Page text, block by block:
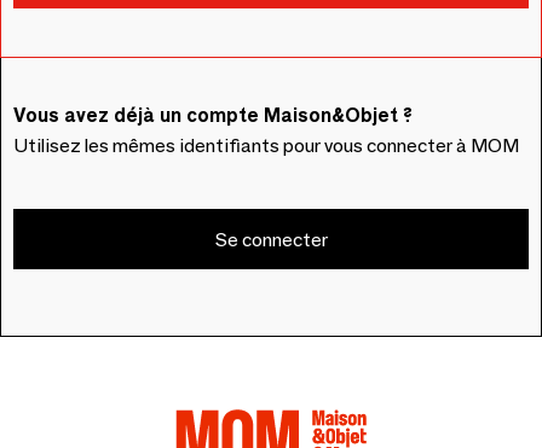
Vous avez déjà un compte Maison&Objet ?
Utilisez les mêmes identifiants pour vous connecter à MOM
Se connecter